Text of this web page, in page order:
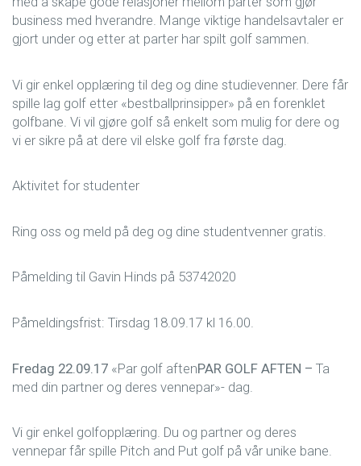
business med hverandre. Mange viktige handelsavtaler er
gjort under og etter at parter har spilt golf sammen.
Vi gir enkel opplæring til deg og dine studievenner. Dere får
spille lag golf etter «bestballprinsipper» på en forenklet
golfbane. Vi vil gjøre golf så enkelt som mulig for dere og
vi er sikre på at dere vil elske golf fra første dag.
Aktivitet for studenter
Ring oss og meld på deg og dine studentvenner gratis.
Påmelding til Gavin Hinds på 53742020
Påmeldingsfrist: Tirsdag 18.09.17 kl 16.00.
Fredag 22.09.17 «Par golf aftenPAR GOLF AFTEN – Ta
med din partner og deres vennepar»- dag.
Vi gir enkel golfopplæring. Du og partner og deres
vennepar får spille Pitch and Put golf på vår unike bane.